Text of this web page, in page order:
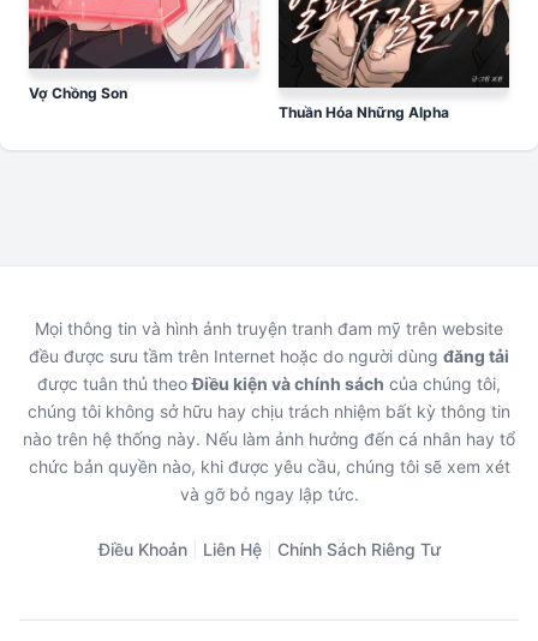
Vợ Chồng Son
Thuần Hóa Những Alpha
Mọi thông tin và hình ảnh truyện tranh đam mỹ trên website
đều được sưu tầm trên Internet hoặc do người dùng đăng tải
được tuân thủ theoĐiều kiện và chính sách của chúng tôi,
chúng tôi không sở hữu hay chịu trách nhiệm bất kỳ thông tin
nào trên hệ thống này. Nếu làm ảnh hưởng đến cá nhân hay tổ
chức bản quyền nào, khi được yêu cầu, chúng tôi sẽ xem xét
và gỡ bỏ ngay lập tức.
Điều Khoản Liên Hệ Chính Sách Riêng Tư